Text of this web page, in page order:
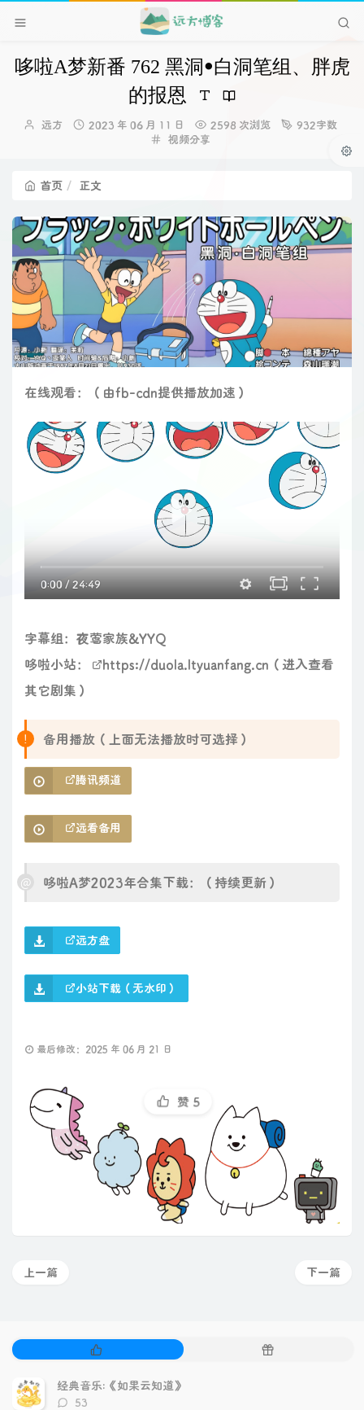
哆啦A梦新番 762 黑洞ꔷ白洞笔组、胖虎
的报恩
博
远方
发
2023 年 06 月 11 日 2598 次浏览
932字数
分
视频分享
首页 正文
在线观看：（由fb-cdn提供播放加速）
0:00/24:49
字幕组：夜莺家族&YYQ
哆啦小站：
https://duola.ltyuanfang.cn （进入查看
其它剧集）
备用播放（上面无法播放时可选择）
腾讯频道
远看备用
哆啦A梦2023年合集下载：（持续更新）
远方盘
小站下载（无水印）
最后修改：2025 年 06 月 21 日
赞 5
下一篇
上一篇
门
文
章
随
经典音乐:《如果云知道》
评
53